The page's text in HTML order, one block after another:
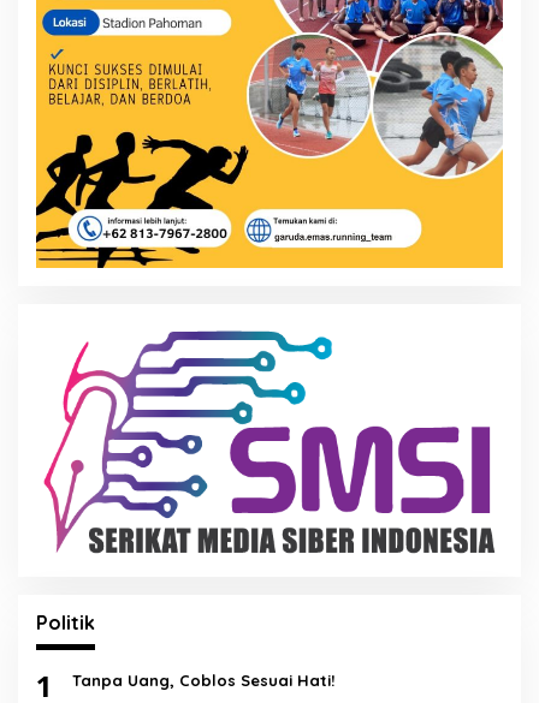
Politik
1 Tanpa Uang, Coblos Sesuai Hati!